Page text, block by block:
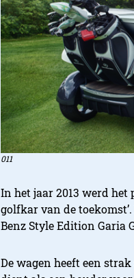
011
In het jaar 2013 werd het
golfkar van de
Benz Style Edition Garia
De wagen heeft een